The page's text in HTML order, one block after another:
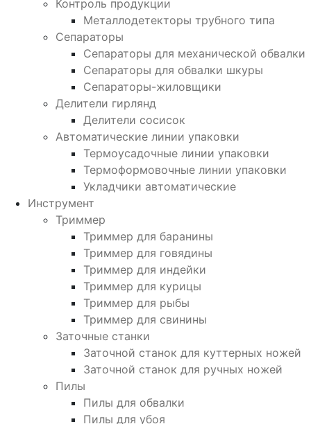
Контроль продукции
Металлодетекторы трубного типа
Сепараторы
Сепараторы для механической обвалки
Сепараторы для обвалки шкуры
Сепараторы-жиловщики
Делители гирлянд
Делители сосисок
Автоматические линии упаковки
Термоусадочные линии упаковки
Термоформовочные линии упаковки
Укладчики автоматические
Инструмент
Триммер
Триммер для баранины
Триммер для говядины
Триммер для индейки
Триммер для курицы
Триммер для рыбы
Триммер для свинины
Заточные станки
Заточной станок для куттерных ножей
Заточной станок для ручных ножей
Пилы
Пилы для обвалки
Пилы для убоя